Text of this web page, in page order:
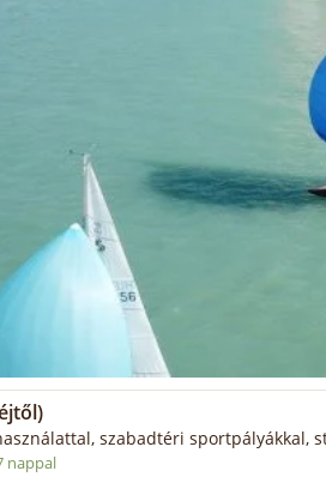
szabadtéri sportpályákkal,
nappal